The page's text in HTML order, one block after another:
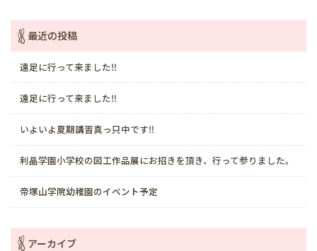
最近の投稿
遠足に行って来ました‼️
遠足に行って来ました‼️
いよいよ夏期講習真っ只中です‼️
利晶学園小学校の図工作品展にお招きを頂き、行って参りました。
帝塚山学院幼稚園のイベント予定
アーカイブ